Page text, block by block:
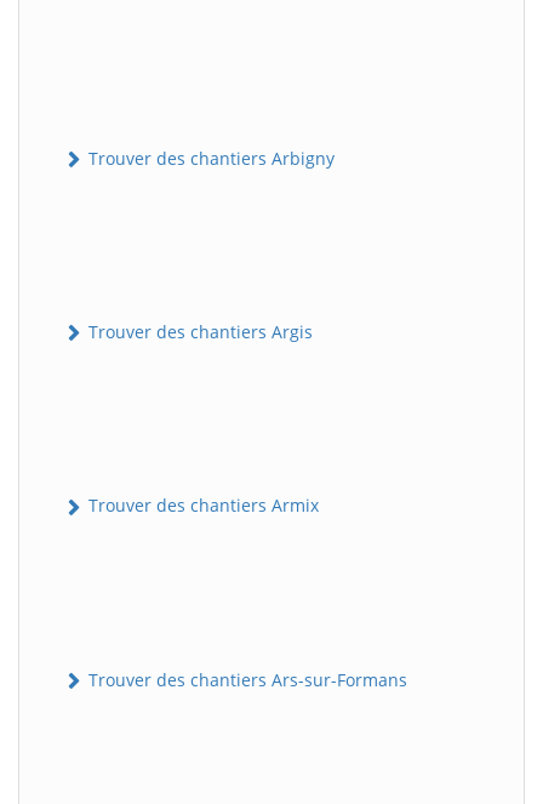
Trouver des chantiers Arbigny
Trouver des chantiers Argis
Trouver des chantiers Armix
Trouver des chantiers Ars-sur-Formans